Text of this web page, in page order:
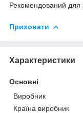
Рекомендований для
Приховати
Характеристики
Основні
Виробник
Країна виробник